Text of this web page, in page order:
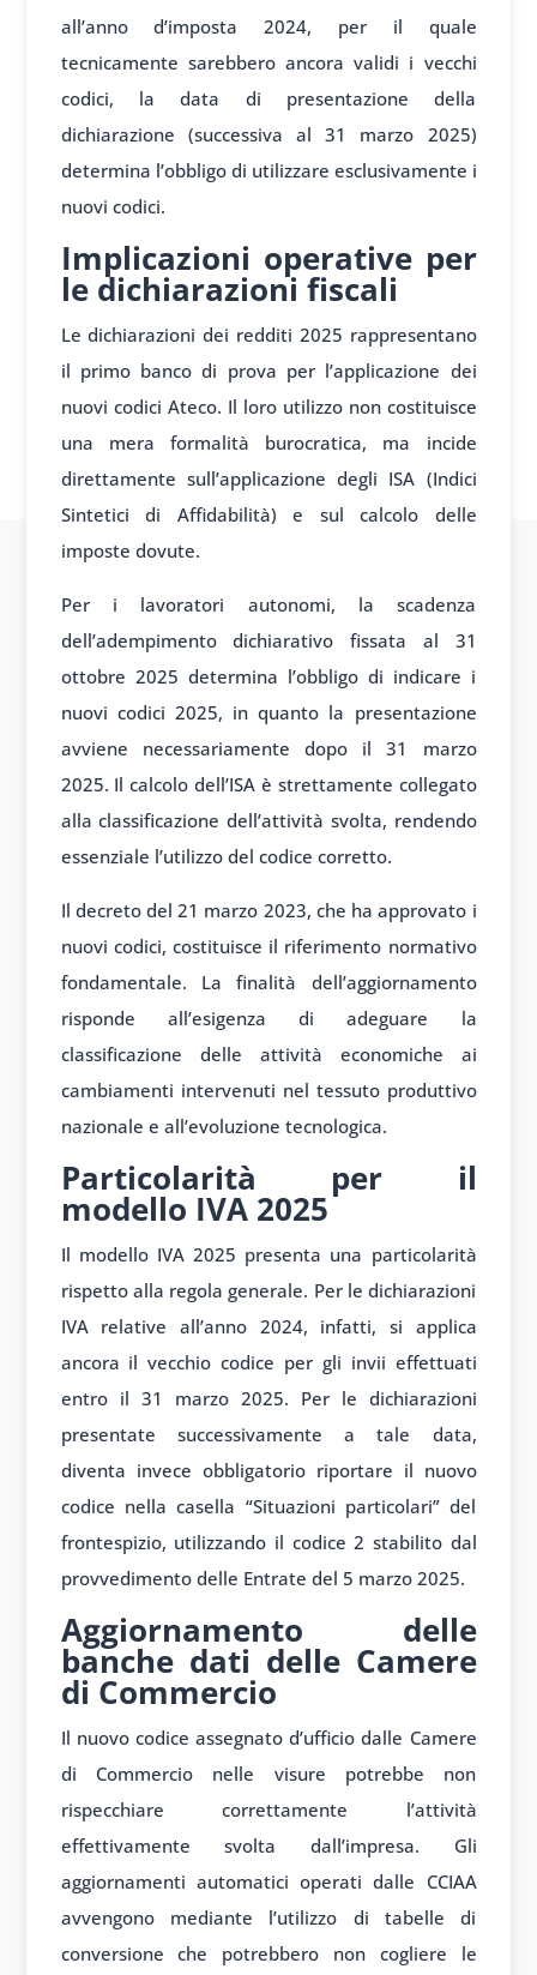
all’anno d’imposta 2024, per il quale
tecnicamente sarebbero ancora validi i vecchi
codici, la data di presentazione della
dichiarazione (successiva al 31 marzo 2025)
determina l’obbligo di utilizzare esclusivamente i
nuovi codici.
Implicazioni operative per
le dichiarazioni fiscali
Le dichiarazioni dei redditi 2025 rappresentano
il primo banco di prova per l’applicazione dei
nuovi codici Ateco. Il loro utilizzo non costituisce
una mera formalità burocratica, ma incide
direttamente sull’applicazione degli ISA (Indici
Sintetici di Affidabilità) e sul calcolo delle
imposte dovute.
Per i lavoratori autonomi, la scadenza
dell’adempimento dichiarativo fissata al 31
ottobre 2025 determina l’obbligo di indicare i
nuovi codici 2025, in quanto la presentazione
avviene necessariamente dopo il 31 marzo
2025. Il calcolo dell’ISA è strettamente collegato
alla classificazione dell’attività svolta, rendendo
essenziale l’utilizzo del codice corretto.
Il decreto del 21 marzo 2023, che ha approvato i
nuovi codici, costituisce il riferimento normativo
fondamentale. La finalità dell’aggiornamento
risponde all’esigenza di adeguare la
classificazione delle attività economiche ai
cambiamenti intervenuti nel tessuto produttivo
nazionale e all’evoluzione tecnologica.
Particolarità per il
modello IVA 2025
Il modello IVA 2025 presenta una particolarità
rispetto alla regola generale. Per le dichiarazioni
IVA relative all’anno 2024, infatti, si applica
ancora il vecchio codice per gli invii effettuati
entro il 31 marzo 2025. Per le dichiarazioni
presentate successivamente a tale data,
diventa invece obbligatorio riportare il nuovo
codice nella casella “Situazioni particolari” del
frontespizio, utilizzando il codice 2 stabilito dal
provvedimento delle Entrate del 5 marzo 2025.
Aggiornamento delle
banche dati delle Camere
di Commercio
Il nuovo codice assegnato d’ufficio dalle Camere
di Commercio nelle visure potrebbe non
rispecchiare correttamente l’attività
effettivamente svolta dall’impresa. Gli
aggiornamenti automatici operati dalle CCIAA
avvengono mediante l’utilizzo di tabelle di
conversione che potrebbero non cogliere le